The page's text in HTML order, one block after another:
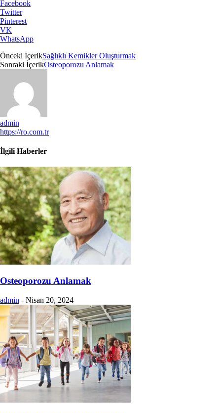
Facebook
Twitter
Pinterest
VK
WhatsApp
Önceki İçerikSağlıklı Kemikler Oluşturmak
Sonraki İçerikOsteoporozu Anlamak
admin
https://ro.com.tr
İlgili Haberler
Osteoporozu Anlamak
admin - Nisan 20, 2024